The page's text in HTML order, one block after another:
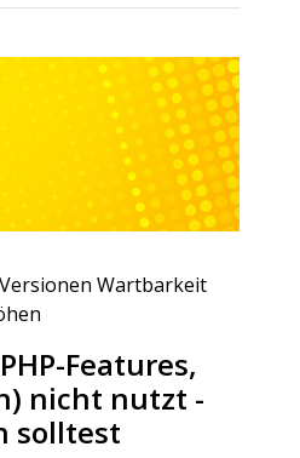
Wartbarkeit
Features,
nicht nutzt -
solltest